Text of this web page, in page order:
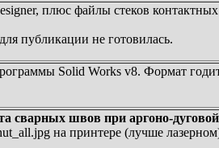
плюс файлы стеков
публикации не готовилась.
Solid Works v8. Формат
сварных швов при аргоно-
на принтере (лучше